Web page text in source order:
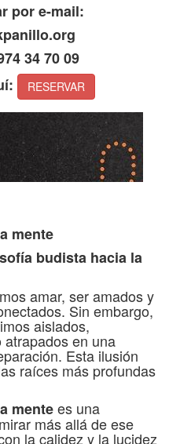
por e-mail:
34 70 09
RESERVAR
mente
budista hacia la
amar, ser amados y
Sin embargo,
aislados,
en una
Esta ilusión
raíces más profundas
mentees una
más allá de ese
la calidez y la lucidez